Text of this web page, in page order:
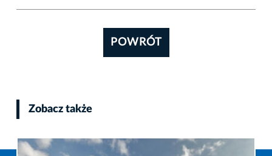
POWRÓT
Zobacz także